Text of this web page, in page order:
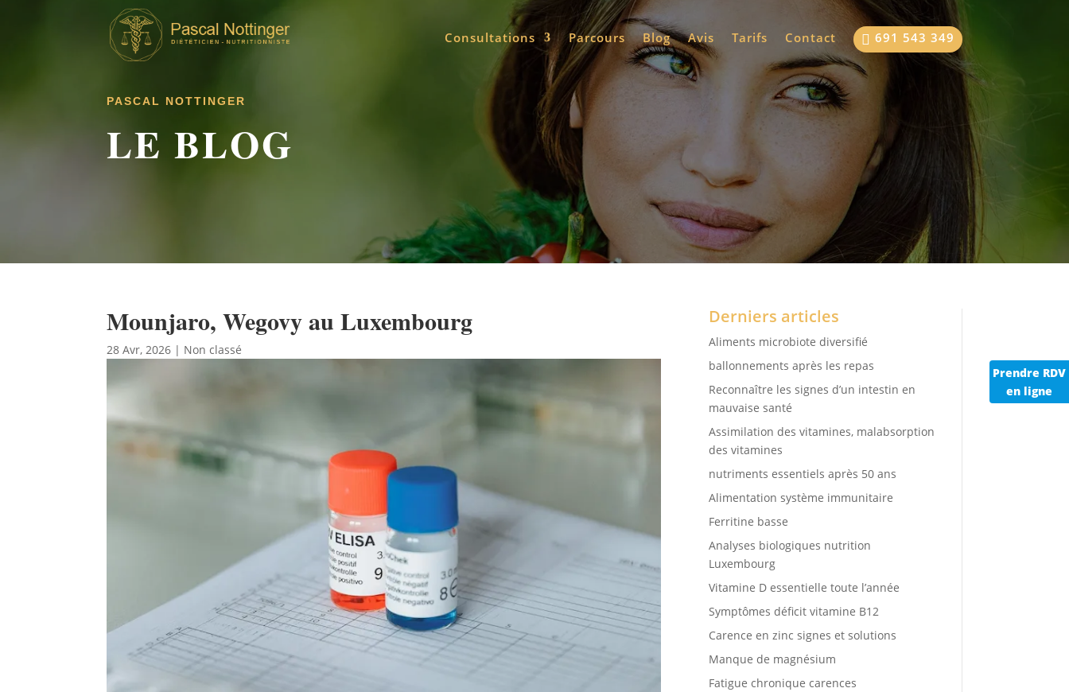
Prendre RDV
en ligne
Consultations Parcours Blog Avis Tarifs Contact  691 543 349
PASCAL NOTTINGER
LE BLOG
Mounjaro, Wegovy au Luxembourg
28 Avr, 2026 | Non classé
Derniers articles
Aliments microbiote diversifié
ballonnements après les repas
Reconnaître les signes d’un intestin en
mauvaise santé
Assimilation des vitamines, malabsorption
des vitamines
nutriments essentiels après 50 ans
Alimentation système immunitaire
Ferritine basse
Analyses biologiques nutrition
Luxembourg
Vitamine D essentielle toute l’année
Symptômes déficit vitamine B12
Carence en zinc signes et solutions
Manque de magnésium
Fatigue chronique carences